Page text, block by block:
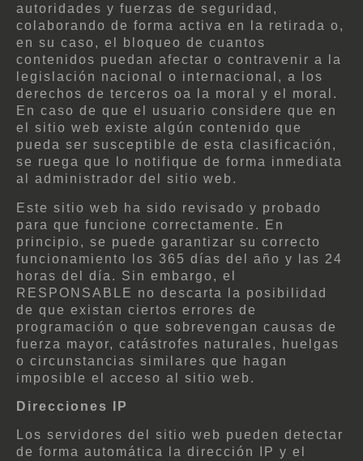
autoridades y fuerzas de seguridad,
colaborando de forma activa en la retirada o,
en su caso, el bloqueo de cuantos
contenidos puedan afectar o contravenir a la
legislación nacional o internacional, a los
derechos de terceros oa la moral y el moral.
En caso de que el usuario considere que en
el sitio web existe algún contenido que
pueda ser susceptible de esta clasificación,
se ruega que lo notifique de forma inmediata
al administrador del sitio web.
Este sitio web ha sido revisado y probado
para que funcione correctamente. En
principio, se puede garantizar su correcto
funcionamiento los 365 días del año y las 24
horas del día. Sin embargo, el
RESPONSABLE no descarta la posibilidad
de que existan ciertos errores de
programación o que sobrevengan causas de
fuerza mayor, catástrofes naturales, huelgas
o circunstancias similares que hagan
imposible el acceso al sitio web.
Direcciones IP
Los servidores del sitio web pueden detectar
de forma automática la dirección IP y el